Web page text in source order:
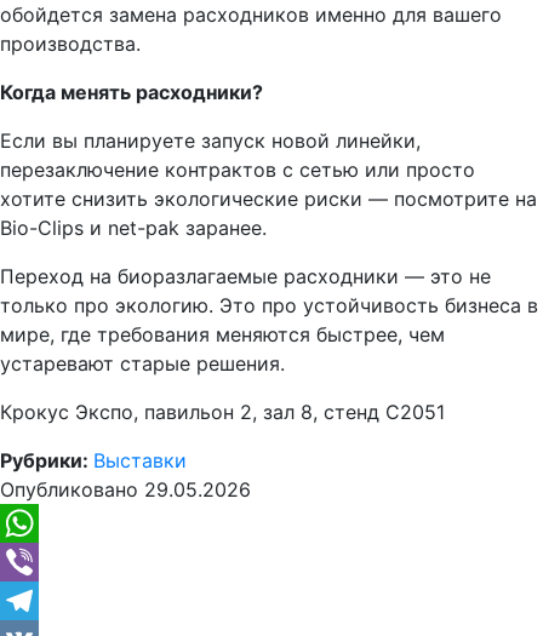
обойдется замена расходников именно для вашего
производства.
Когда менять расходники?
Если вы планируете запуск новой линейки,
перезаключение контрактов с сетью или просто
хотите снизить экологические риски — посмотрите на
Bio-Clips и net-pak заранее.
Переход на биоразлагаемые расходники — это не
только про экологию. Это про устойчивость бизнеса в
мире, где требования меняются быстрее, чем
устаревают старые решения.
Крокус Экспо, павильон 2, зал 8, стенд С2051
Рубрики: Выставки
Опубликовано 29.05.2026
WhatsApp
Viber